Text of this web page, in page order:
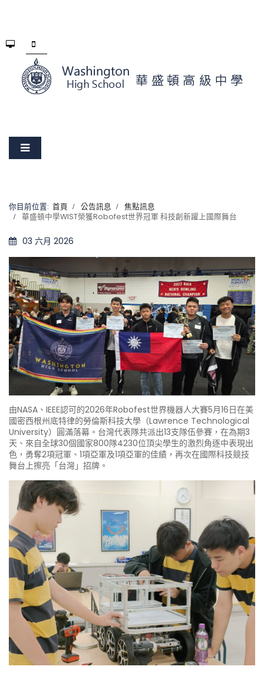
你目前位置: 首頁 公告訊息
焦點訊息
華盛頓中學WIST榮獲Robofest世界冠軍 科技創新躍上國際舞台
03 六月 2026
由NASA、IEEE認可的2026年Robofest世界機器人大賽5月16日在美
國密西根州底特律的勞倫斯科技大學（Lawrence Technological
University）圓滿落幕。台灣代表隊共派出13支隊伍參賽，在為期3
天、來自全球30個國家800隊4230位頂尖學生的激烈角逐中表現出
色，勇奪2項冠軍、1項亞軍及1項亞軍的佳績，再次在國際科技競技
舞台上擦亮「台灣」招牌。